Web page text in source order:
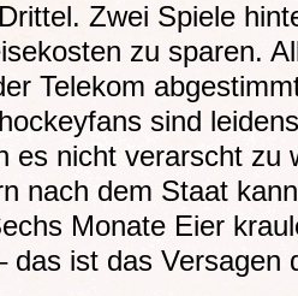
Zwei Spiele
zu sparen.
Telekom
sind
es nicht verarscht zu
nach dem Staat
Monate Eier
das ist das Versagen